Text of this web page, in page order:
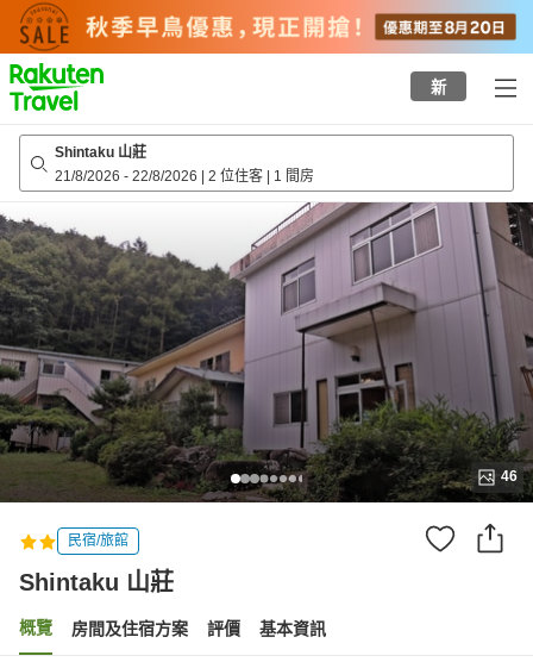
to
top
page
新
Shintaku 山莊
21/8/2026 - 22/8/2026 | 2 位住客 | 1 間房
46
民宿/旅館
Shintaku 山莊
概覽 房間及住宿方案 評價 基本資訊